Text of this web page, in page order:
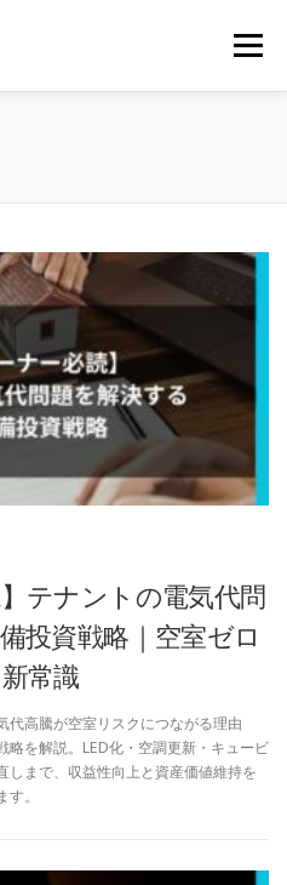
メニュー
テナントの電気代問
投資戦略｜空室ゼロ
常識
代高騰が空室リスクにつながる理由
略を解説。LED化・空調更新・キュービ
しまで、収益性向上と資産価値維持を
。